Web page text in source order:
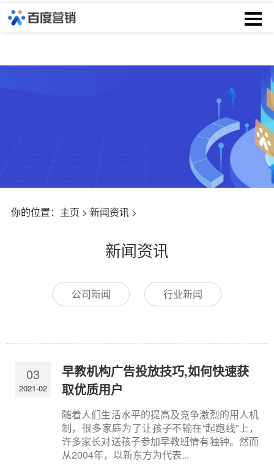
你的位置： 主页 > 新闻资讯>
新闻资讯
公司新闻 行业新闻
03
2021-02
早教机构广告投放技巧,如何快速获
取优质用户
随着人们生活水平的提高及竞争激烈的用人机
制，很多家庭为了让孩子不输在“起跑线”上，
许多家长对送孩子参加早教班情有独钟。然而
从2004年，以新东方为代表...